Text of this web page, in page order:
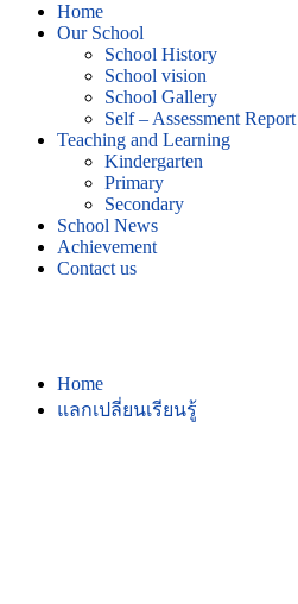
Home
Our School
School History
School vision
School Gallery
Self – Assessment
Teaching and Learning
Kindergarten
Primary
Secondary
School News
Achievement
Contact us
Home
แลกเปลี่ยนเรียนรู้